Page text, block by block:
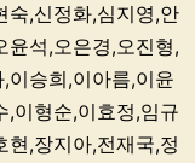
숙,신정화,심지영,안
윤석,오은경,오진형,
이승희,이아름,이윤
,이형순,이효정,임규
현,장지아,전재국,정